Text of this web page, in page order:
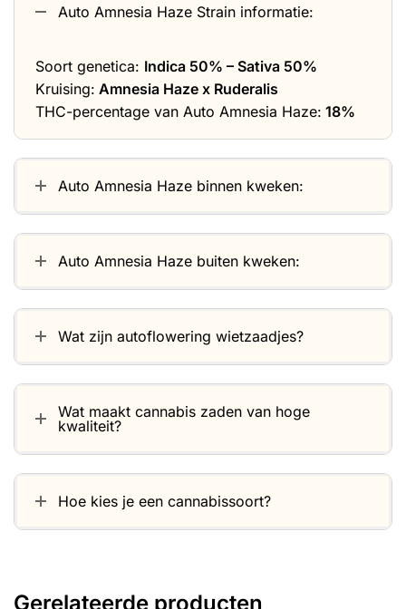
Auto Amnesia Haze Strain informatie:
Soort genetica: Indica 50% – Sativa 50%
Kruising: Amnesia Haze x Ruderalis
THC-percentage van Auto Amnesia Haze: 18%
Auto Amnesia Haze binnen kweken:
Auto Amnesia Haze buiten kweken:
Wat zijn autoflowering wietzaadjes?
Wat maakt cannabis zaden van hoge
kwaliteit?
Hoe kies je een cannabissoort?
Gerelateerde producten